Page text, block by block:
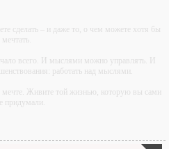
сделать – и даже то, о чем можете хотя бы
мечтать.
всего. И мыслями можно управлять. И
работать над мыслями.
Живите той жизнью, которую вы сами
придумали.